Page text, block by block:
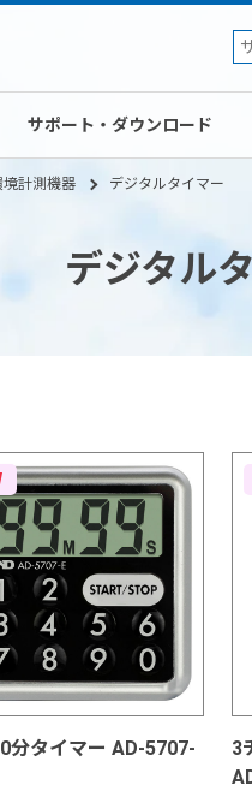
サポート・ダウンロード
境計測機器 デジタルタイマー
デジタル
分タイマー AD-5707-
3